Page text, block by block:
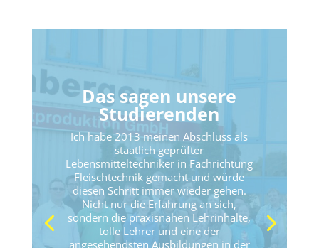
Das sagen unsere
Studierenden
Ich habe 2013 meinen Abschluss als
staatlich geprüfter
Lebensmitteltechniker in Fachrichtung
Fleischtechnik gemacht und würde
diesen Schritt immer wieder gehen.
Nicht nur die Erfahrung an sich,
sondern die praxisnahen Lehrinhalte,
tolle Lehrer und eine der
angesehendsten Ausbildungen in der